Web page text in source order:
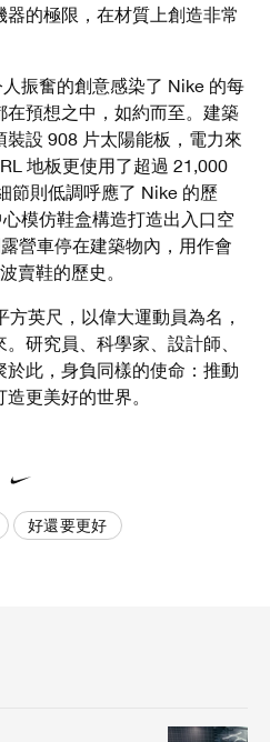
的極限，在材質上創造非常
振奮的創意感染了 Nike 的每
預想之中，如約而至。建築
設 908 片太陽能板，電力來
地板更使用了超過 21,000
節則低調呼應了 Nike 的歷
模仿鞋盒構造打造出入口空
營車停在建築物內，用作會
賣鞋的歷史。
英尺，以偉大運動員為名，
研究員、科學家、設計師、
此，身負同樣的使命：推動
更美好的世界。
好還要更好